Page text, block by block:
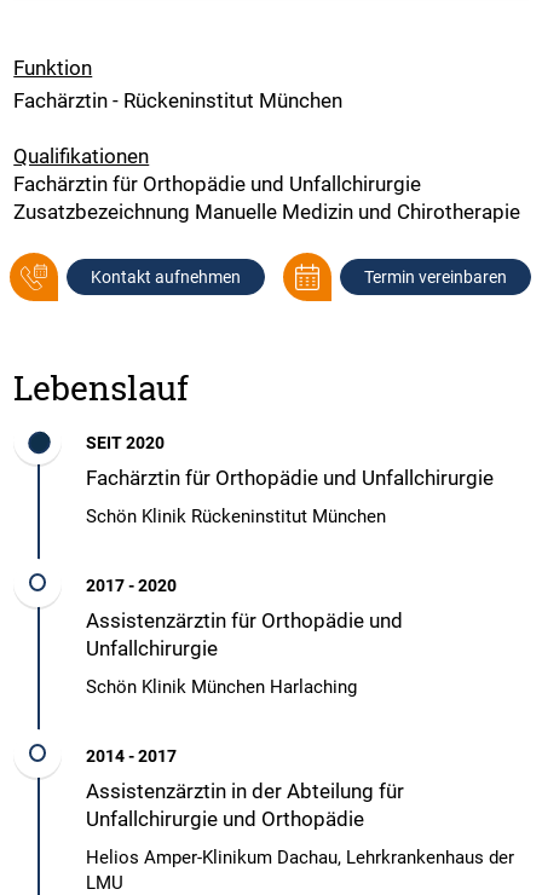
Funktion
Fachärztin - Rückeninstitut München
Qualifikationen
Fachärztin für Orthopädie und Unfallchirurgie
Zusatzbezeichnung Manuelle Medizin und Chirotherapie
Kontakt aufnehmen Termin vereinbaren
Lebenslauf
SEIT 2020
Fachärztin für Orthopädie und Unfallchirurgie
Schön Klinik Rückeninstitut München
2017 - 2020
Assistenzärztin für Orthopädie und
Unfallchirurgie
Schön Klinik München Harlaching
2014 - 2017
Assistenzärztin in der Abteilung für
Unfallchirurgie und Orthopädie
Helios Amper-Klinikum Dachau, Lehrkrankenhaus der
LMU